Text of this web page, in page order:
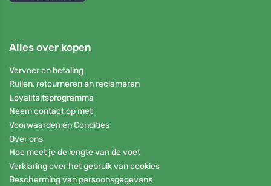
Alles over kopen
Vervoer en betaling
Ruilen, retourneren en reclameren
Loyaliteitsprogramma
Neem contact op met
Voorwaarden en Condities
Over ons
Hoe meet je de lengte van de voet
Verklaring over het gebruik van cookies
Bescherming van persoonsgegevens